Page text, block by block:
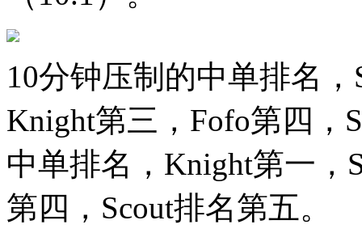
10分钟压制的中单排名
Knight第三，Fofo第四，
中单排名，Knight第一，
第四，Scout排名第五。